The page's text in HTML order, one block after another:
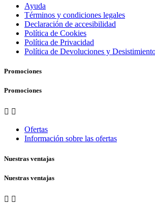
Ayuda
Términos y condiciones legales
Declaración de accesibilidad
Política de Cookies
Política de Privacidad
Política de Devoluciones y
Promociones
Promociones
 
Ofertas
Información sobre las ofertas
Nuestras ventajas
Nuestras ventajas
 